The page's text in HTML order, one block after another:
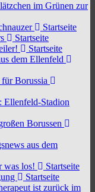
im Grünen zur
Startseite
Startseite
Startseite
dem Ellenfeld
Borussia
Ellenfeld-Stadion
Borussen
aus dem
was los!
Startseite
Startseite
ist zurück im